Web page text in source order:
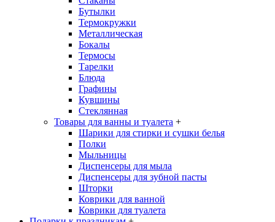
Бутылки
Термокружки
Металлическая
Бокалы
Термосы
Тарелки
Блюда
Графины
Кувшины
Стеклянная
Товары для ванны и туалета +
Шарики для стирки и сушки белья
Полки
Мыльницы
Диспенсеры для мыла
Диспенсеры для зубной пасты
Шторки
Коврики для ванной
Коврики для туалета